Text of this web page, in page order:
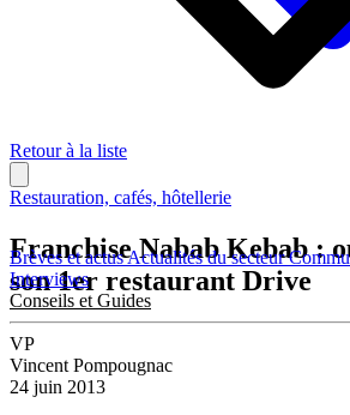
Brèves et actusActualités du secteur
Interviews
Conseils et Guides
Retour à la liste
Restauration, cafés, hôtellerie
Franchise Nabab Kebab :
son 1er restaurant Drive
VP
Vincent Pompougnac
24 juin 2013